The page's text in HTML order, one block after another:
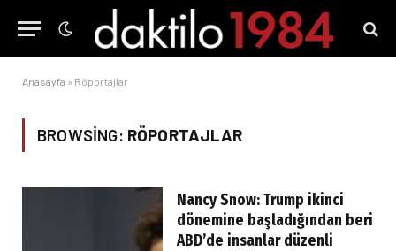
Anasayfa » Röportajlar
BROWSING: RÖPORTAJLAR
Nancy Snow: Trump ikinci
dönemine başladığından beri
ABD’de insanlar düzenli